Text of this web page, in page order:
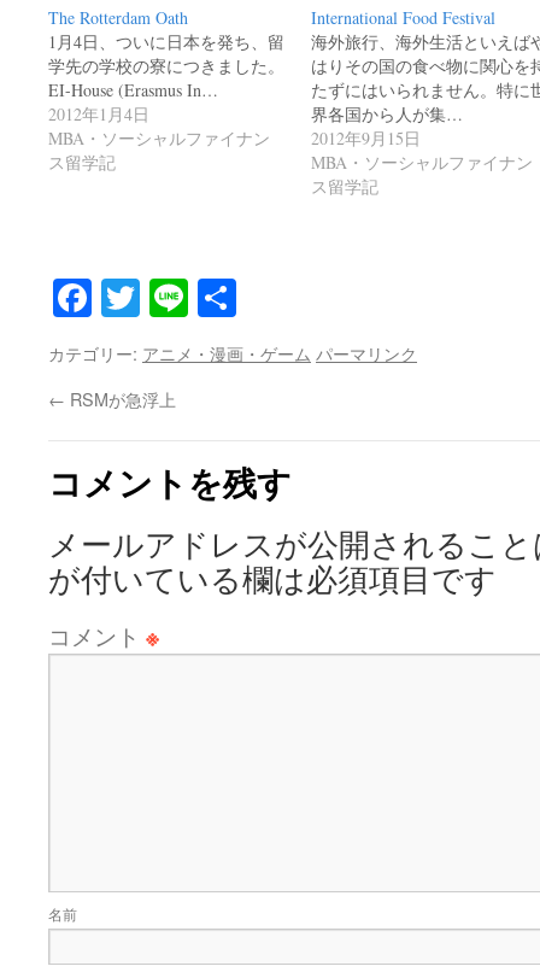
The Rotterdam Oath
1月4日、ついに日本を発ち、留
学先の学校の寮につきました。
EI-House (Erasmus In…
2012年1月4日
MBA・ソーシャルファイナン
ス留学記
International Food Festival
海外旅行、海外生活といえば
はりその国の食べ物に関心を
たずにはいられません。特に
界各国から人が集…
2012年9月15日
MBA・ソーシャルファイナン
ス留学記
Facebook
Twitter
Line
有
カテゴリー: アニメ・漫画・ゲーム パーマリンク
← RSMが急浮上
コメントを残す
メールアドレスが公開されるこ
が付いている欄は必須項目です
コメント ※
名前